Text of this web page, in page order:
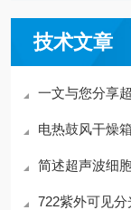
技术文章
一文与您分享
电热鼓风干燥
简述超声波细
722紫外可见